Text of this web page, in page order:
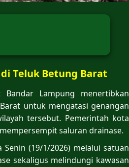
Teluk Betung Barat
Bandar Lampung menertibkan
untuk mengatasi genangan
tersebut. Pemerintah kota
saluran drainase.
(19/1/2026) melalui satuan
sekaligus melindungi kawasan